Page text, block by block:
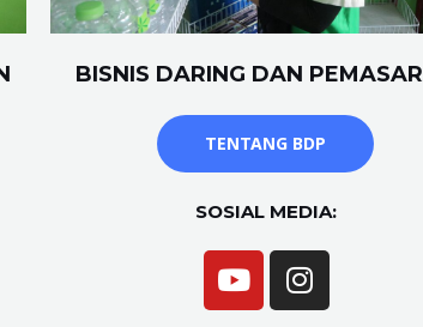
BISNIS DARING DAN
TENTANG BDP
SOSIAL MEDIA: